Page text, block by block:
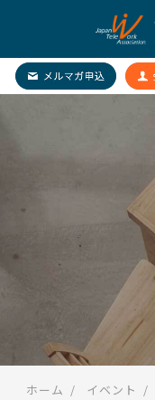
ホーム イベント